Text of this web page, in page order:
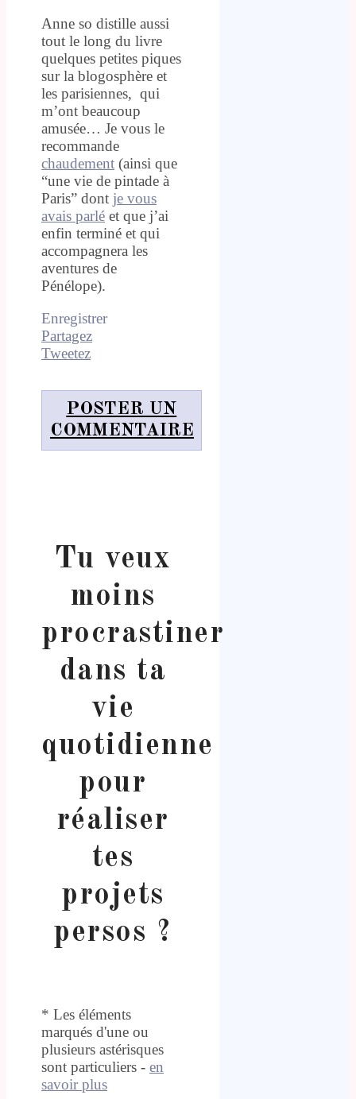
Anne so distille aussi
tout le long du livre
quelques petites piques
sur la blogosphère et
les parisiennes, qui
m’ont beaucoup
amusée… Je vous le
recommande
chaudement (ainsi que
“une vie de pintade à
Paris” dont je vous
avais parlé et que j’ai
enfin terminé et qui
accompagnera les
aventures de
Pénélope).
Enregistrer
Partagez
Tweetez
POSTER UN
COMMENTAIRE
Tu veux
moins
procrastiner
dans ta
vie
quotidienne
pour
réaliser
tes
projets
persos ?
* Les éléments
marqués d'une ou
plusieurs astérisques
sont particuliers - en
savoir plus